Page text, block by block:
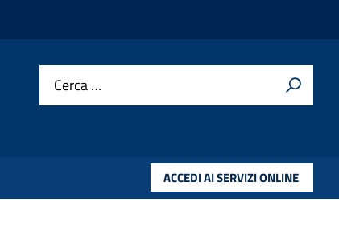
Cerca …
ACCEDI AI SERVIZI ONLINE